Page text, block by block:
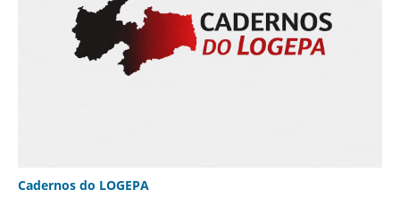
Cadernos do LOGEPA